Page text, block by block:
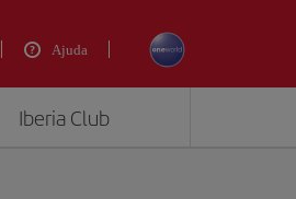
Ajuda
Iberia Club